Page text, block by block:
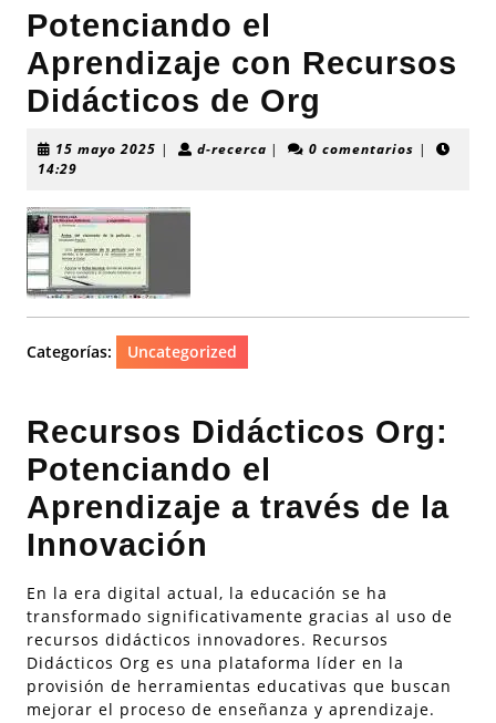
Potenciando el
Aprendizaje con Recursos
Didácticos de Org
15 mayo 2025 15| d-recercad-| 0 comentarios |
14:29
Categorías: Uncategorized
Recursos Didácticos Org:
Potenciando el
Aprendizaje a través de la
Innovación
En la era digital actual, la educación se ha
transformado significativamente gracias al uso de
recursos didácticos innovadores. Recursos
Didácticos Org es una plataforma líder en la
provisión de herramientas educativas que buscan
mejorar el proceso de enseñanza y aprendizaje.